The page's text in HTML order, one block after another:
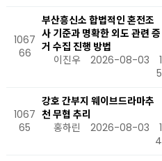
1067
66
부산흥신소 합법적인 혼전조
사 기준과 명확한 외도 관련 증
거 수집 진행 방법
이진우
2026-08-03
1
5
1067
65
강호 간부지 웨이브드라마추
천 무협 추리
홍하린
2026-08-03
1
4